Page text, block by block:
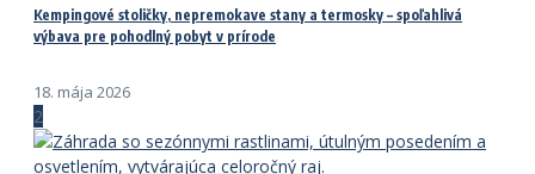
Kempingové stoličky, nepremokave stany a termosky – spoľahlivá
výbava pre pohodlný pobyt v prírode
18. mája 2026
2